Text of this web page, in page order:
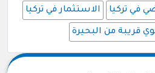
في تركيا الاستثمار في تركيا
قريبة من البحيرة